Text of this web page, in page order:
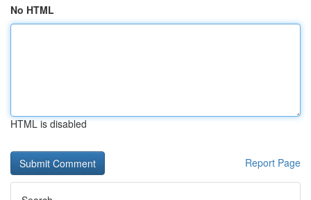
No HTML
HTML is disabled
Report Page